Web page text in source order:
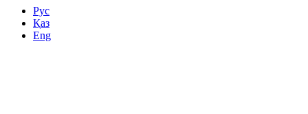
Рус
Қаз
Eng